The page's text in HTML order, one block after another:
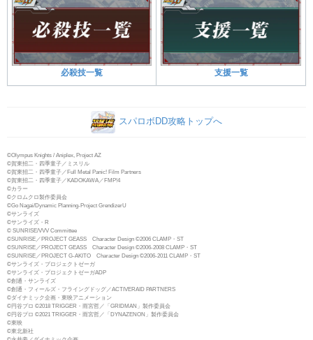
必殺技一覧 支援一覧
スパロボDD攻略トップへ
©Olympus Knights / Aniplex, Project AZ
©賀東招二・四季童子／ミスリル
©賀東招二・四季童子／Full Metal Panic! Film Partners
©賀東招二・四季童子／KADOKAWA／FMP!4
©カラー
©クロムクロ製作委員会
©Go Nagai/Dynamic Planning-Project GrendizerU
©サンライズ
©サンライズ・R
© SUNRISE/VVV Committee
©SUNRISE／PROJECT GEASS Character Design ©2006 CLAMP・ST
©SUNRISE／PROJECT GEASS Character Design ©2006-2008 CLAMP・ST
©SUNRISE／PROJECT G-AKITO Character Design ©2006-2011 CLAMP・ST
©サンライズ・プロジェクトゼーガ
©サンライズ・プロジェクトゼーガADP
©創通・サンライズ
©創通・フィールズ・フライングドッグ／ACTIVERAID PARTNERS
©ダイナミック企画・東映アニメーション
©円谷プロ ©2018 TRIGGER・雨宮哲／「GRIDMAN」製作委員会
©円谷プロ ©2021 TRIGGER・雨宮哲／「DYNAZENON」製作委員会
©東映
©東北新社